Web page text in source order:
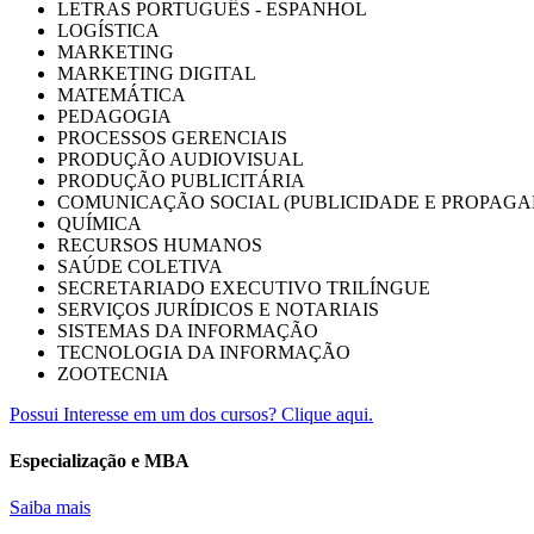
LETRAS PORTUGUÊS - ESPANHOL
LOGÍSTICA
MARKETING
MARKETING DIGITAL
MATEMÁTICA
PEDAGOGIA
PROCESSOS GERENCIAIS
PRODUÇÃO AUDIOVISUAL
PRODUÇÃO PUBLICITÁRIA
COMUNICAÇÃO SOCIAL (PUBLICIDADE E
QUÍMICA
RECURSOS HUMANOS
SAÚDE COLETIVA
SECRETARIADO EXECUTIVO TRILÍNGUE
SERVIÇOS JURÍDICOS E NOTARIAIS
SISTEMAS DA INFORMAÇÃO
TECNOLOGIA DA INFORMAÇÃO
ZOOTECNIA
Possui Interesse em um dos cursos? Clique aqui.
Especialização e MBA
Saiba mais